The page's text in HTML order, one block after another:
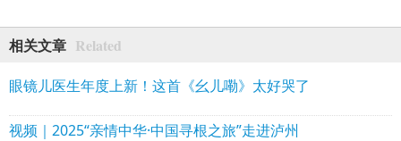
相关文章 Related
眼镜儿医生年度上新！这首《幺儿嘞》太好哭了
视频｜2025“亲情中华·中国寻根之旅”走进泸州